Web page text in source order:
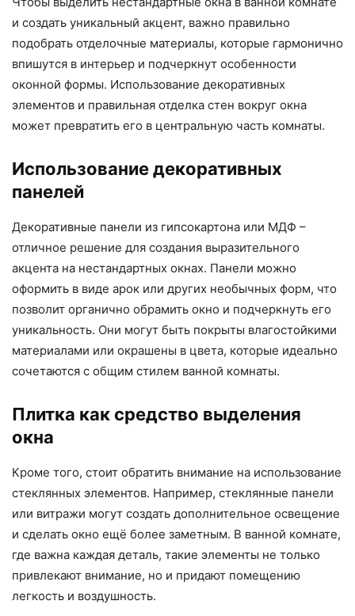
и создать уникальный акцент, важно правильно
подобрать отделочные материалы, которые гармонично
впишутся в интерьер и подчеркнут особенности
оконной формы. Использование декоративных
элементов и правильная отделка стен вокруг окна
может превратить его в центральную часть комнаты.
Использование декоративных
панелей
Декоративные панели из гипсокартона или МДФ –
отличное решение для создания выразительного
акцента на нестандартных окнах. Панели можно
оформить в виде арок или других необычных форм, что
позволит органично обрамить окно и подчеркнуть его
уникальность. Они могут быть покрыты влагостойкими
материалами или окрашены в цвета, которые идеально
сочетаются с общим стилем ванной комнаты.
Плитка как средство выделения
окна
Кроме того, стоит обратить внимание на использование
стеклянных элементов. Например, стеклянные панели
или витражи могут создать дополнительное освещение
и сделать окно ещё более заметным. В ванной комнате,
где важна каждая деталь, такие элементы не только
привлекают внимание, но и придают помещению
легкость и воздушность.